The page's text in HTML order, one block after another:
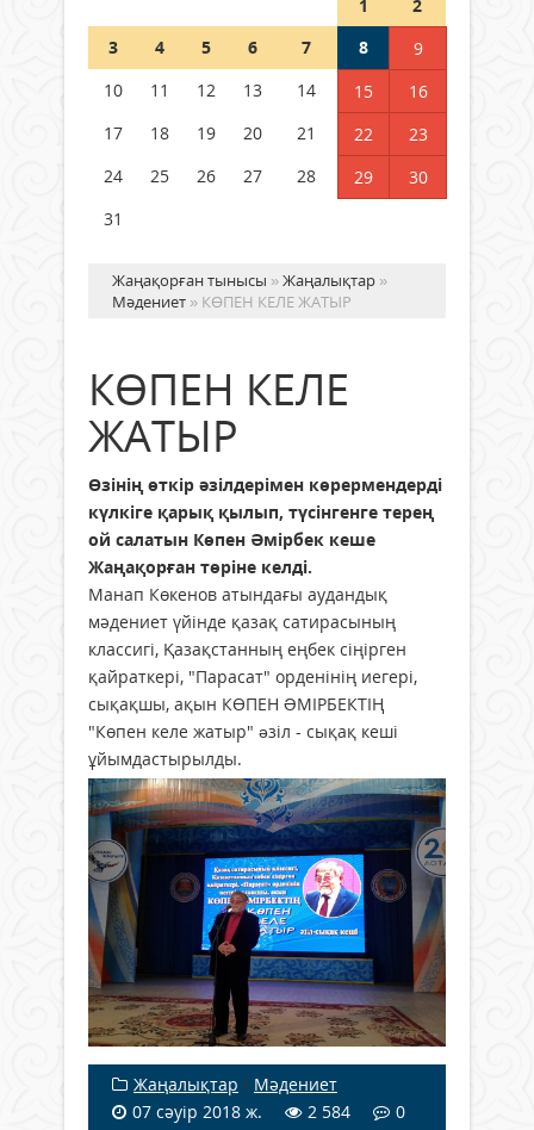
Шетелде жүрген Қазақстан
азаматтары қалай дауыс бере
1
2
3
4 5 6 7 8
9
10
11 12 13 14 15
16
17
18 19 20 21 22
23
24
25 26 27 28 29
30
31
Жаңақорған тынысы »Жаңалықтар »
Мәдениет » КӨПЕН КЕЛЕ ЖАТЫР
КӨПЕН КЕЛЕ
ЖАТЫР
Өзінің өткір әзілдерімен көрермендерді
күлкіге қарық қылып, түсінгенге терең
ой салатын Көпен Әмірбек кеше
Жаңақорған төріне келді.
Манап Көкенов атындағы аудандық
мәдениет үйінде қазақ сатирасының
классигі, Қазақстанның еңбек сіңірген
қайраткері, "Парасат" орденінің иегері,
сықақшы, ақын КӨПЕН ƏМІРБЕКТІҢ
"Көпен келе жатыр" əзіл - сықақ кеші
ұйымдастырылды.
Жаңалықтар / Мәдениет
07 сәуір 2018 ж.
2 584 0